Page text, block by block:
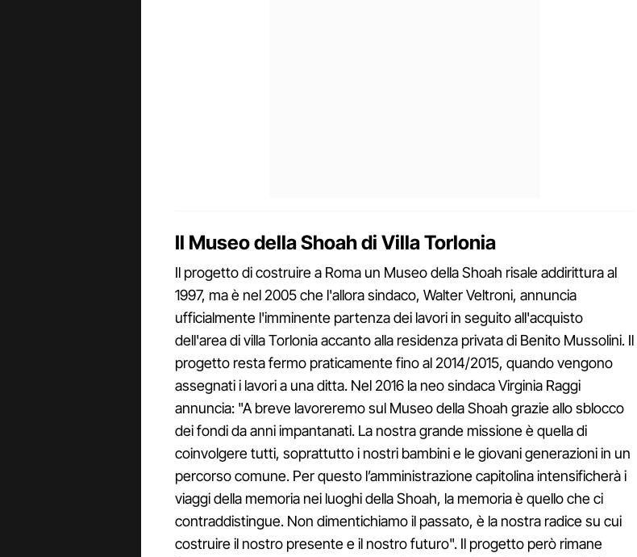
Il Museo della Shoah di Villa Torlonia
Il progetto di costruire a Roma un Museo della Shoah risale addirittura al
1997, ma è nel 2005 che l'allora sindaco, Walter Veltroni, annuncia
ufficialmente l'imminente partenza dei lavori in seguito all'acquisto
dell'area di villa Torlonia accanto alla residenza privata di Benito Mussolini. Il
progetto resta fermo praticamente fino al 2014/2015, quando vengono
assegnati i lavori a una ditta. Nel 2016 la neo sindaca Virginia Raggi
annuncia: "A breve lavoreremo sul Museo della Shoah grazie allo sblocco
dei fondi da anni impantanati. La nostra grande missione è quella di
coinvolgere tutti, soprattutto i nostri bambini e le giovani generazioni in un
percorso comune. Per questo l’amministrazione capitolina intensificherà i
viaggi della memoria nei luoghi della Shoah, la memoria è quello che ci
contraddistingue. Non dimentichiamo il passato, è la nostra radice su cui
costruire il nostro presente e il nostro futuro". Il progetto però rimane